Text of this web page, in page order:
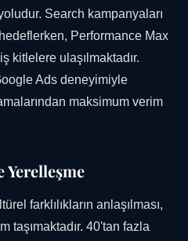
Search kampanyaları
Performance Max
kitlelere ulaşılmaktadır.
Ads deneyimiyle
maksimum verim
Yerelleşme
farklılıkların anlaşılması,
taşımaktadır. 40'tan fazla